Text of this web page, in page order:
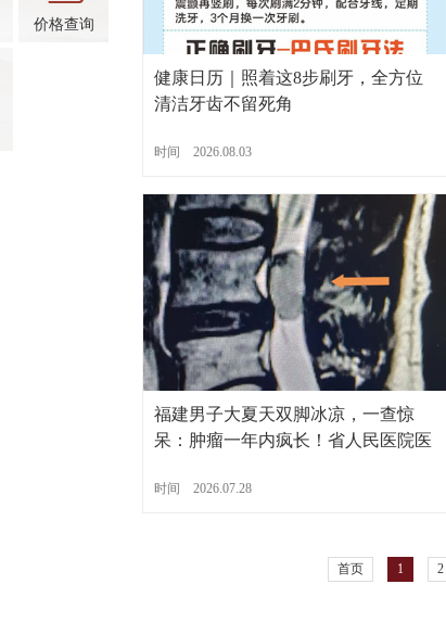
价格查询
健康日历｜照着这8步刷牙，全方位
清洁牙齿不留死角
时间 2026.08.03
福建男子大夏天双脚冰凉，一查惊
呆：肿瘤一年内疯长！省人民医院医
时间 2026.07.28
首页 1 2